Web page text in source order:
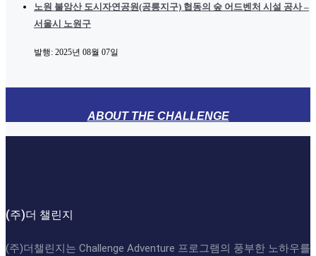
노원 불암산 도시자연공원(공릉지구) 협동의 숲 어드벤처 시설 공사 –
서울시 노원구
발행: 2025년 08월 07일
ABOUT THE CHALLENGE
(주)더 챌린지
(주)더챌린지는 Challenge Adventure 프로그램의 풍부한 노하우를